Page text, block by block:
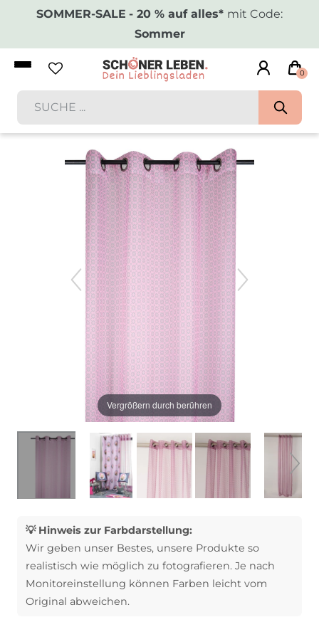
SOMMER-SALE - 20 % auf alles* mit Code:
Sommer
0
Vergrößern durch berühren
💡 Hinweis zur Farbdarstellung:
Wir geben unser Bestes, unsere Produkte so
realistisch wie möglich zu fotografieren. Je nach
Monitoreinstellung können Farben leicht vom
Original abweichen.